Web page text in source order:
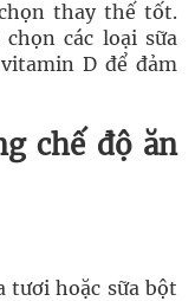
thay thế tốt.
các loại sữa
D để đảm
chế độ ăn
tươi hoặc sữa bột